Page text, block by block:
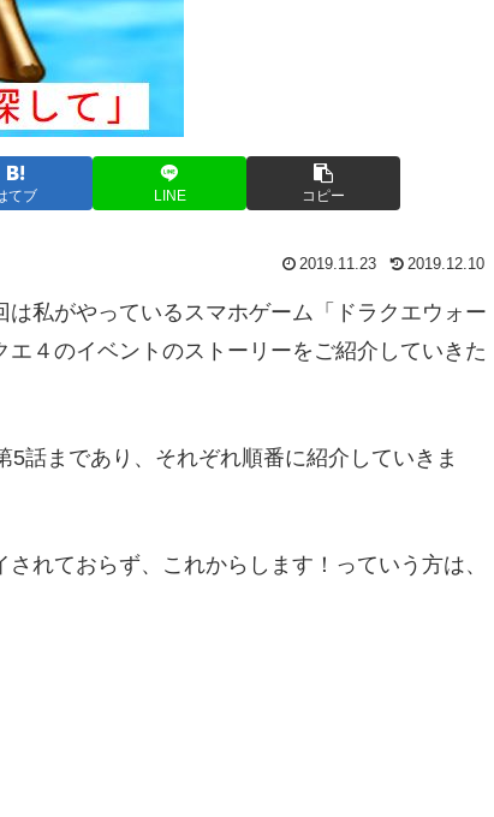
てブ LINE コピー
2019.11.23 2019.12.10
私がやっているスマホゲーム「ドラクエウォー
４のイベントのストーリーをご紹介していきた
5話まであり、それぞれ順番に紹介していきま
れておらず、これからします！っていう方は、